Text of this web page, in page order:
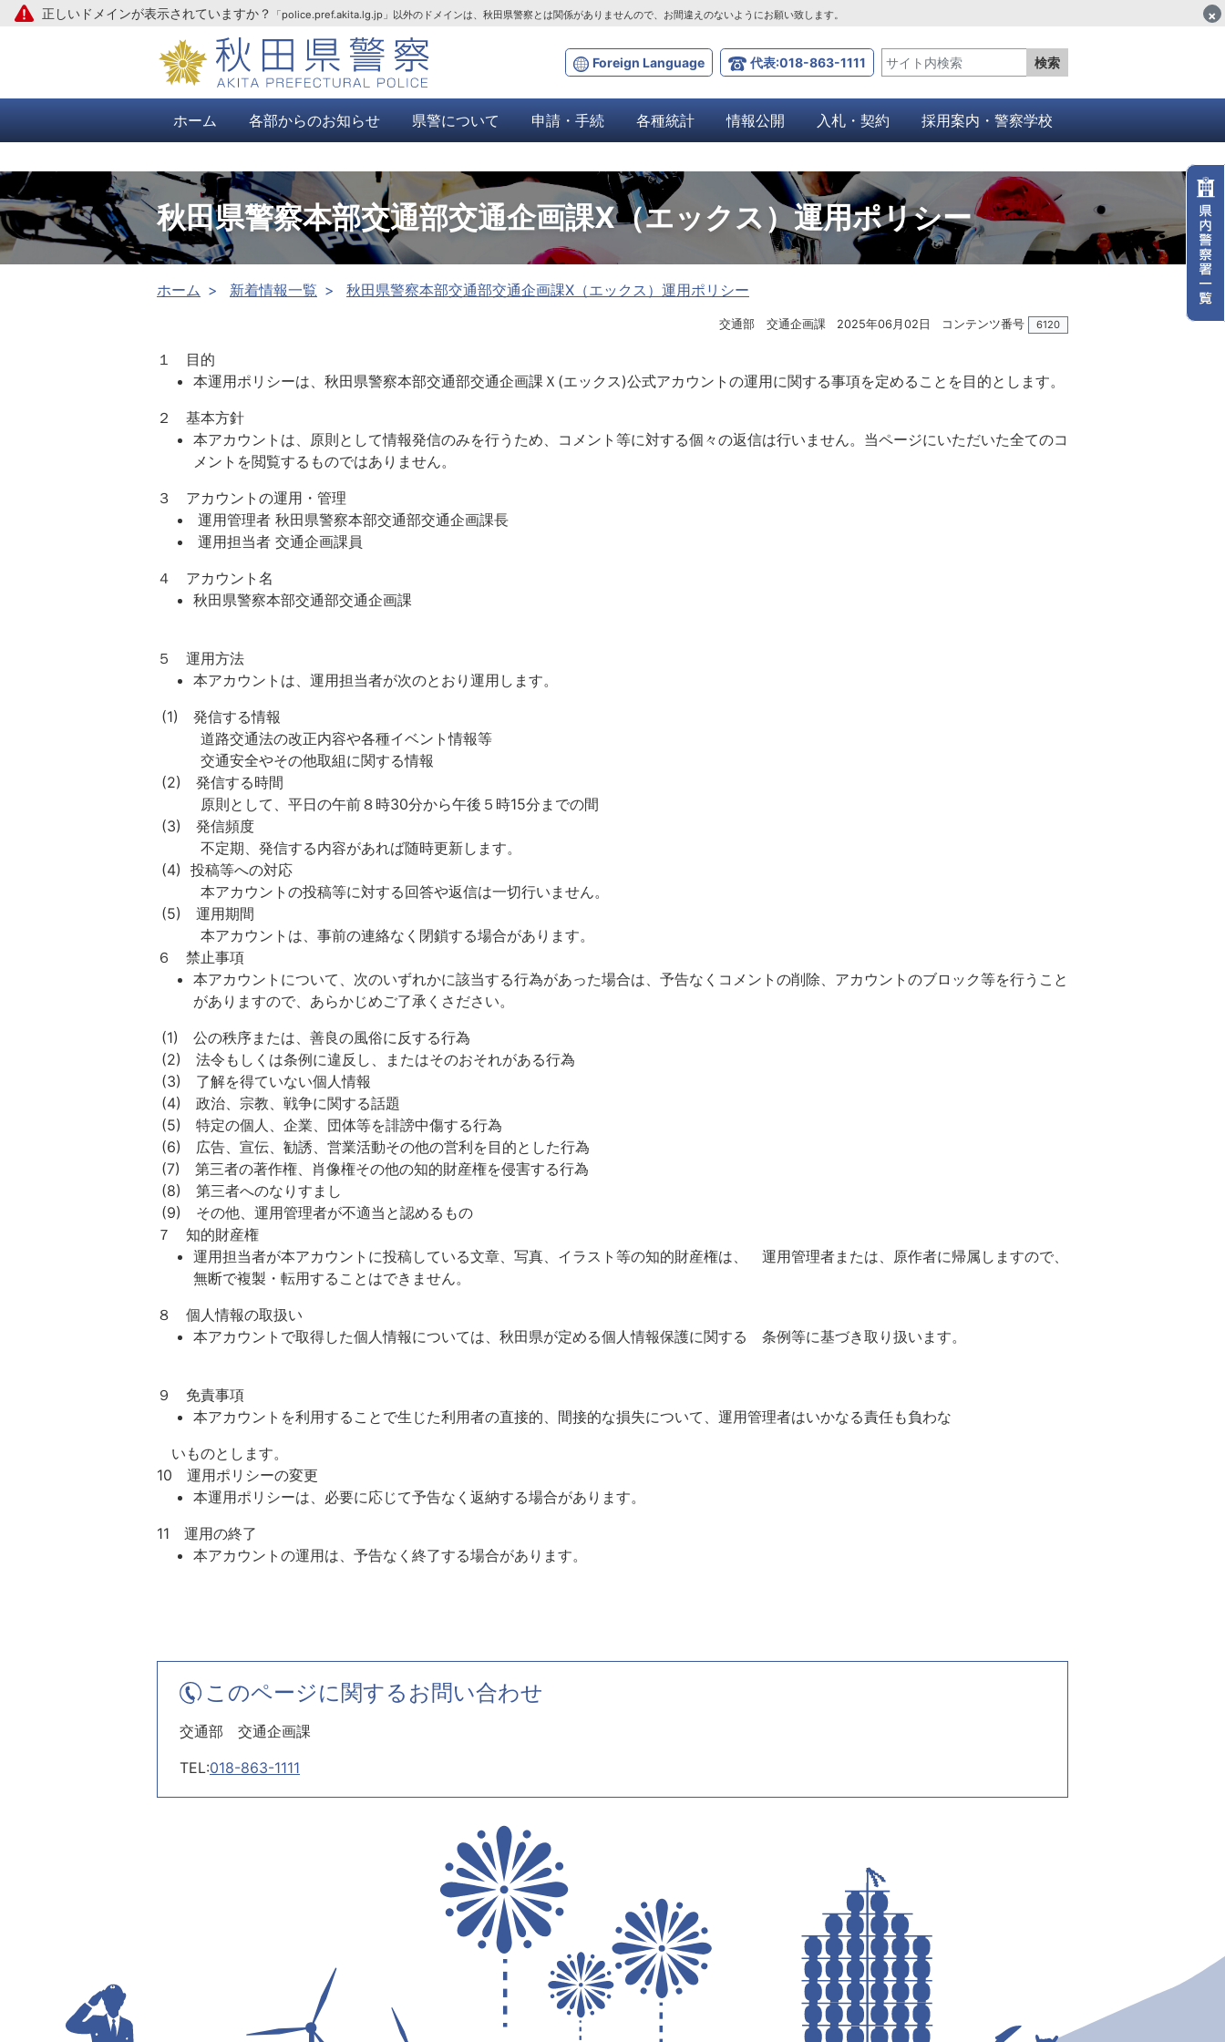
本文へ
Foreign Language 代表:018-863-1111 検索
正しいドメインが表示されていますか？ 「police.pref.akita.lg.jp」以外のドメインは、秋田県警察とは関係がありませんので、お間違えのないようにお願い致します。 ×
ホーム 各部からのお知らせ 県警について 申請・手続 各種統計 情報公開 入札・契約 採用案内・警察学校
秋田県警察本部交通部交通企画課X（エックス）運用ポリシー
ホーム 新着情報一覧 秋田県警察本部交通部交通企画課X（エックス）運用ポリシー
交通部 交通企画課 2025年06月02日 コンテンツ番号 6120
１ 目的
本運用ポリシーは、秋田県警察本部交通部交通企画課Ｘ(エックス)公式アカウントの運用に関する事項を定めることを目的とします。
２ 基本方針
本アカウントは、原則として情報発信のみを行うため、コメント等に対する個々の返信は行いません。当ページにいただいた全てのコ
メントを閲覧するものではありません。
３ アカウントの運用・管理
運用管理者 秋田県警察本部交通部交通企画課長
運用担当者 交通企画課員
４ アカウント名
秋田県警察本部交通部交通企画課
５ 運用方法
本アカウントは、運用担当者が次のとおり運用します。
(1) 発信する情報
道路交通法の改正内容や各種イベント情報等
交通安全やその他取組に関する情報
(2) 発信する時間
原則として、平日の午前８時30分から午後５時15分までの間
(3) 発信頻度
不定期、発信する内容があれば随時更新します。
(4) 投稿等への対応
本アカウントの投稿等に対する回答や返信は一切行いません。
(5) 運用期間
本アカウントは、事前の連絡なく閉鎖する場合があります。
６ 禁止事項
本アカウントについて、次のいずれかに該当する行為があった場合は、予告なくコメントの削除、アカウントのブロック等を行うこと
がありますので、あらかじめご了承くさださい。
(1) 公の秩序または、善良の風俗に反する行為
(2) 法令もしくは条例に違反し、またはそのおそれがある行為
(3) 了解を得ていない個人情報
(4) 政治、宗教、戦争に関する話題
(5) 特定の個人、企業、団体等を誹謗中傷する行為
(6) 広告、宣伝、勧誘、営業活動その他の営利を目的とした行為
(7) 第三者の著作権、肖像権その他の知的財産権を侵害する行為
(8) 第三者へのなりすまし
(9) その他、運用管理者が不適当と認めるもの
７ 知的財産権
運用担当者が本アカウントに投稿している文章、写真、イラスト等の知的財産権は、 運用管理者または、原作者に帰属しますので、
無断で複製・転用することはできません。
８ 個人情報の取扱い
本アカウントで取得した個人情報については、秋田県が定める個人情報保護に関する 条例等に基づき取り扱います。
９ 免責事項
本アカウントを利用することで生じた利用者の直接的、間接的な損失について、運用管理者はいかなる責任も負わな
いものとします。
10 運用ポリシーの変更
本運用ポリシーは、必要に応じて予告なく返納する場合があります。
11 運用の終了
本アカウントの運用は、予告なく終了する場合があります。
このページに関するお問い合わせ
交通部 交通企画課
TEL:018-863-1111